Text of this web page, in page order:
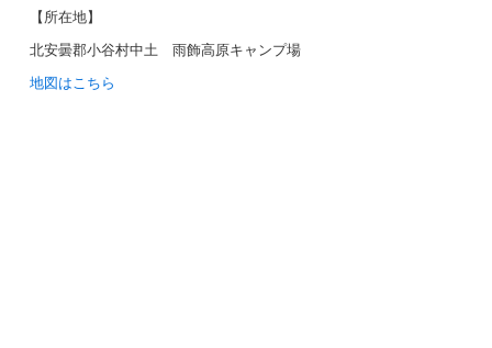
【所在地】
北安曇郡小谷村中土 雨飾高原キャンプ場
地図はこちら